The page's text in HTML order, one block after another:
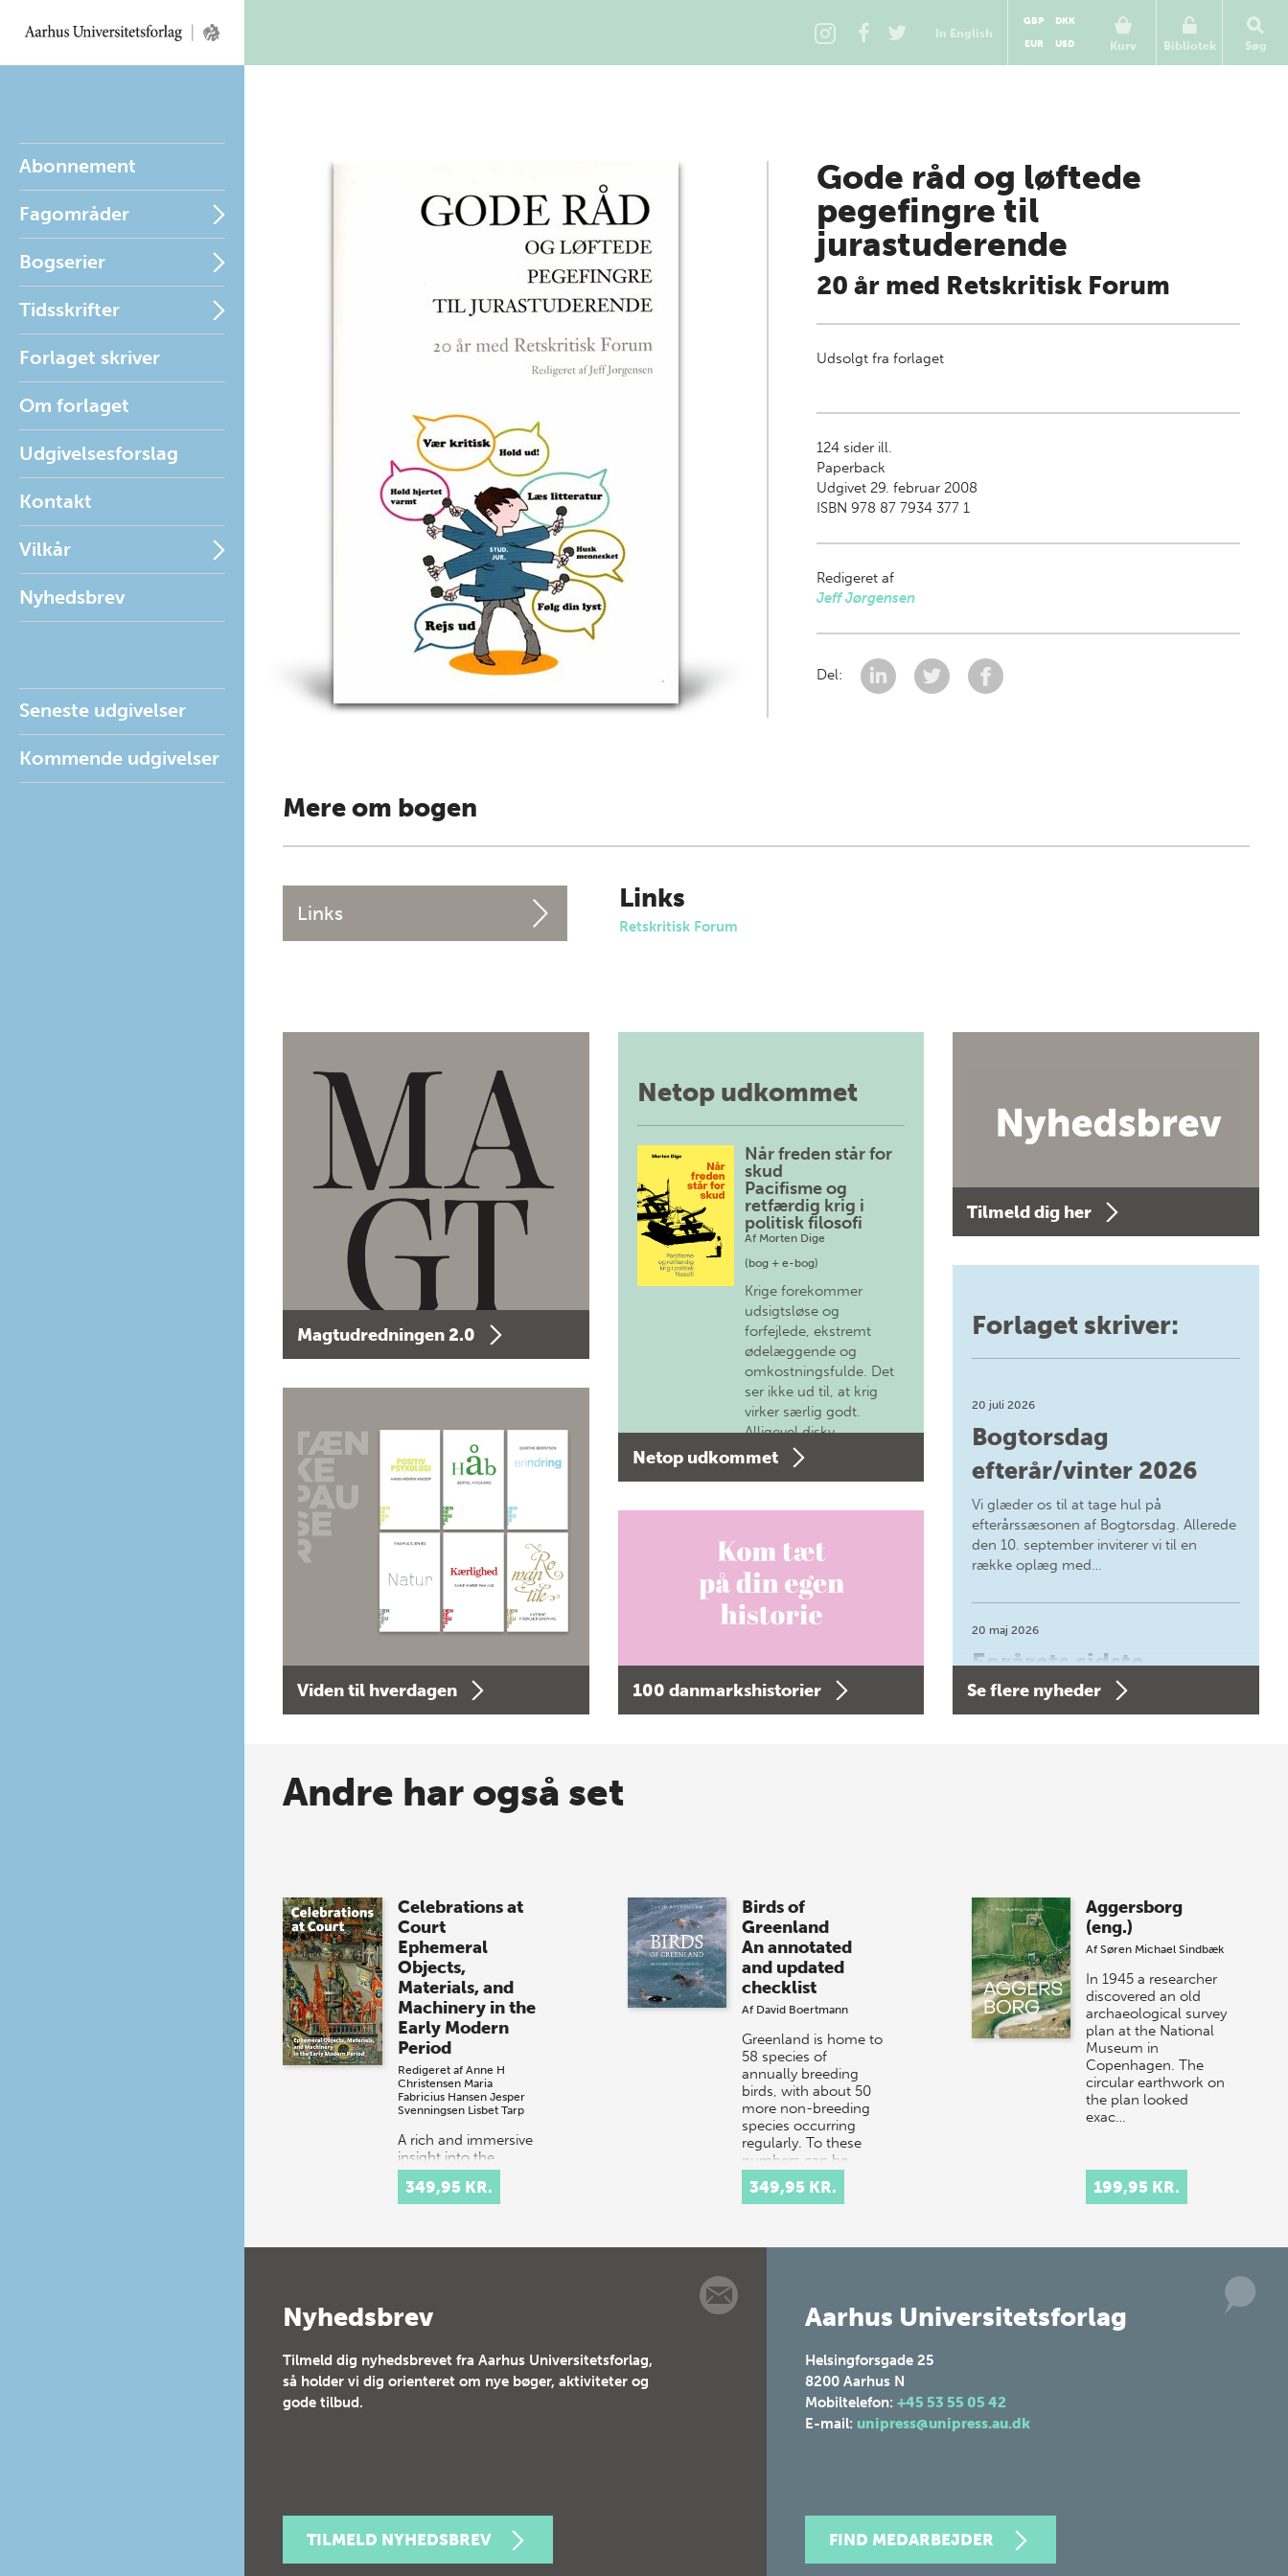
In English
Kurv
GBP
DKK
EUR
USD Bibliotek Søg
Abonnement
Fagområder
Bogserier
Tidsskrifter
Forlaget skriver
Om forlaget
Udgivelsesforslag
Kontakt
Vilkår
Nyhedsbrev
Seneste udgivelser
Kommende udgivelser
Gode råd og løftede
pegefingre til
jurastuderende
20 år med Retskritisk Forum
Udsolgt fra forlaget
124sider ill.
Paperback
Udgivet 29. februar 2008
ISBN 978 87 7934 377 1
Redigeret af
Jeff Jørgensen
Del:
Mere om bogen
Links Links
Retskritisk Forum
Magtudredningen 2.0
Viden til hverdagen
Netop udkommet
Når freden står for
skud
Pacifisme og
retfærdig krig i
politisk filosofi
Af Morten Dige
(bog + e-bog)
Krige forekommer
udsigtsløse og
forfejlede, ekstremt
ødelæggende og
omkostningsfulde. Det
ser ikke ud til, at krig
virker særlig godt.
Alligevel diskv…
Netop udkommet
100 danmarkshistorier
Tilmeld dig her
Forlaget skriver:
20 juli 2026
Bogtorsdag
efterår/vinter 2026
Vi glæder os til at tage hul på
efterårssæsonen af Bogtorsdag. Allerede
den 10. september inviterer vi til en
række oplæg med…
20 maj 2026
Forårets sidste
Bogtorsdag 11. juni
sommer-lagersalg!
Vi gentager succesen og inviterer igen i
år til vores store sommer-lagersalg,
så sæt kryds i kalenderen onsdag den
10. j…
Se flere nyheder
Andre har også set
Celebrations at
Court
Ephemeral
Objects,
Materials, and
Machinery in the
Early Modern
Period
Redigeret af Anne H
Christensen Maria
Fabricius Hansen Jesper
Svenningsen Lisbet Tarp
A rich and immersive
insight into the
spectacular courtly
festival culture of
16th and 17th-
349,95 KR.
Birds of
Greenland
An annotated
and updated
checklist
Af David Boertmann
Greenland is home to
58 species of
annually breeding
birds, with about 50
more non-breeding
species occurring
regularly. To these
numbers can be
349,95 KR.
Aggersborg
(eng.)
AfSøren Michael Sindbæk
In 1945 a researcher
discovered an old
archaeological survey
plan at the National
Museum in
Copenhagen. The
circular earthwork on
the plan looked
exac…
199,95 KR.
Nyhedsbrev
Tilmeld dig nyhedsbrevet fra Aarhus Universitetsforlag,
så holder vi dig orienteret om nye bøger, aktiviteter og
gode tilbud.
TILMELD NYHEDSBREV
Aarhus Universitetsforlag
Helsingforsgade 25
8200 Aarhus N
Mobiltelefon: +45 53 55 05 42
E-mail: unipress@unipress.au.dk
FIND MEDARBEJDER